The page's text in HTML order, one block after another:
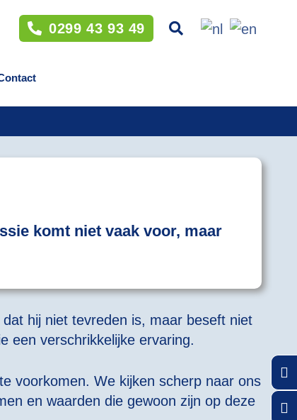
0299 43 93 49
komt niet vaak voor, maar
hij niet tevreden is, maar beseft niet
een verschrikkelijke ervaring.
voorkomen. We kijken scherp naar ons
en waarden die gewoon zijn op deze